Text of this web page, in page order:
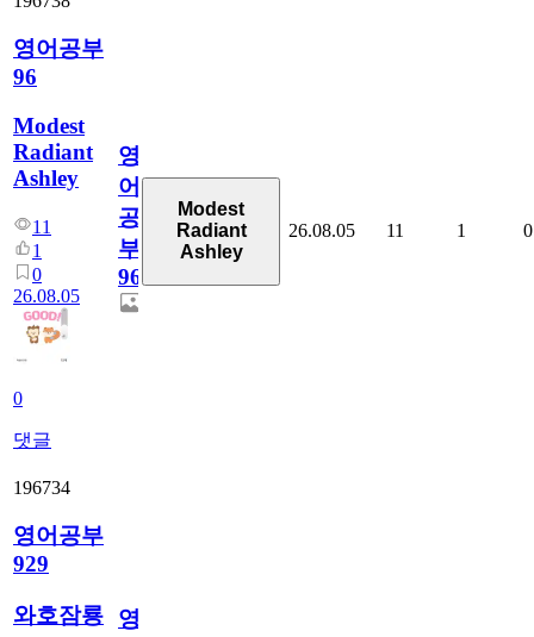
영어공부
96
Modest
Radiant
Ashley
11
1
0
26.08.05
0
댓글
영
어
공
부
96
Modest
Radiant
Ashley
26.08.05 11 1 0
196734
영어공부
929
와호잠룡
영